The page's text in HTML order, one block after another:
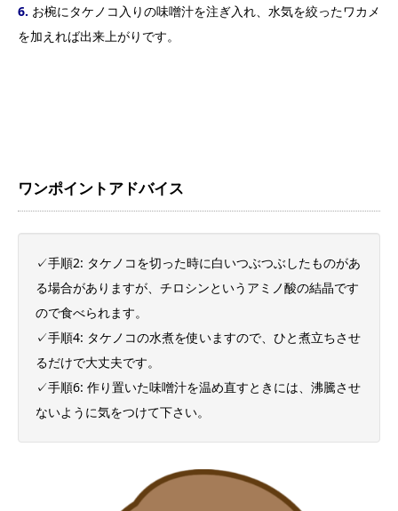
6. お椀にタケノコ入りの味噌汁を注ぎ入れ、水気を絞ったワカメ
を加えれば出来上がりです。
ワンポイントアドバイス
✓手順2: タケノコを切った時に白いつぶつぶしたものがあ
る場合がありますが、チロシンというアミノ酸の結晶です
ので食べられます。
✓手順4: タケノコの水煮を使いますので、ひと煮立ちさせ
るだけで大丈夫です。
✓手順6: 作り置いた味噌汁を温め直すときには、沸騰させ
ないように気をつけて下さい。